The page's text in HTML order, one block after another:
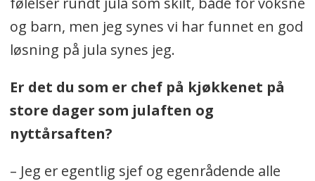
og barn, men jeg synes vi har funnet en god
løsning på jula synes jeg.
Er det du som er chef på kjøkkenet på
store dager som julaften og
nyttårsaften?
– Jeg er egentlig sjef og egenrådende alle